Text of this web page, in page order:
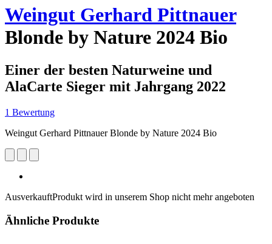
Weingut Gerhard Pittnauer
Blonde by Nature 2024 Bio
Einer der besten Naturweine und
AlaCarte Sieger mit Jahrgang 2022
1 Bewertung
Weingut Gerhard Pittnauer Blonde by Nature 2024 Bio
AusverkauftProdukt wird in unserem Shop nicht mehr angeboten
Ähnliche Produkte